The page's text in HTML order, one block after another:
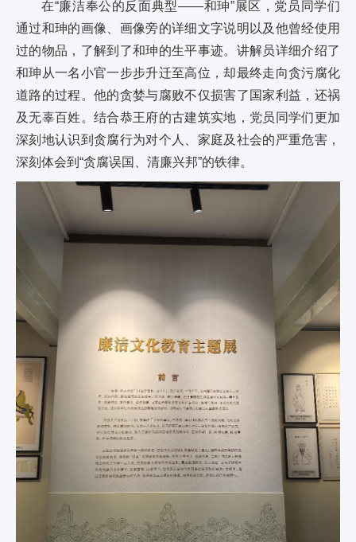
在“廉洁奉公的反面典型——和珅”展区，党员同学们
通过和珅的画像、画像旁的详细文字说明以及他曾经使用
过的物品，了解到了和珅的生平事迹。讲解员详细介绍了
和珅从一名小官一步步升迁至高位，却最终走向贪污腐化
道路的过程。他的贪婪与腐败不仅损害了国家利益，还祸
及无辜百姓。结合恭王府的古建筑实地，党员同学们更加
深刻地认识到贪腐行为对个人、家庭及社会的严重危害，
深刻体会到“贪腐误国、清廉兴邦”的铁律。